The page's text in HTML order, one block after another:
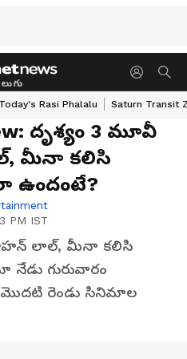
Today's Rasi Phalalu Saturn Transit
దృశ్యం 3 మూవీ
మీనా కలిసి
ఉందంటే?
PM IST
మోహన్‌ లాల్‌, మీనా కలిసి
నేడు గురువారం
మొదటి రెండు సినిమాల